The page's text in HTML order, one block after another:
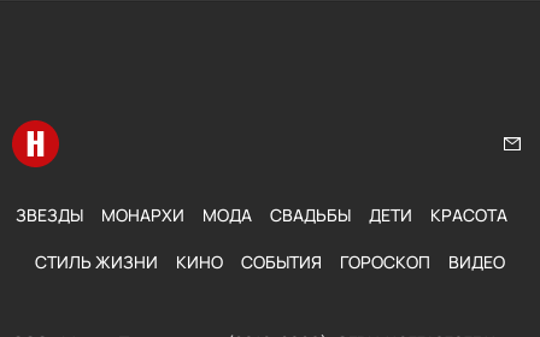
Перейти на главную
ЗВЕЗДЫ МОНАРХИ МОДА СВАДЬБЫ ДЕТИ КРАСОТА
СТИЛЬ ЖИЗНИ КИНО СОБЫТИЯ ГОРОСКОП ВИДЕО